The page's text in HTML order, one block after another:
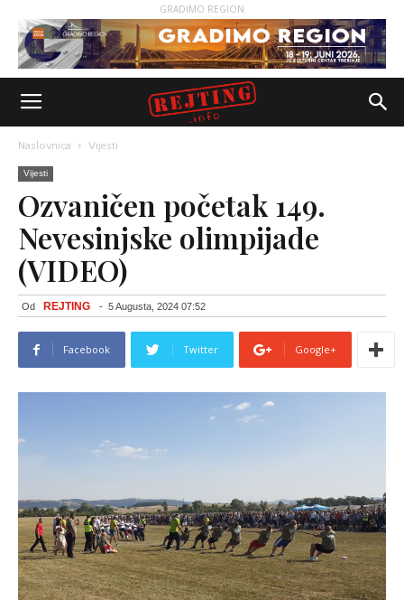
GRADIMO REGION
Naslovnica Vijesti
Vijesti
Ozvaničen početak 149.
Nevesinjske olimpijade
(VIDEO)
Od REJTING - 5 Augusta, 2024 07:52
Facebook Twitter Google+